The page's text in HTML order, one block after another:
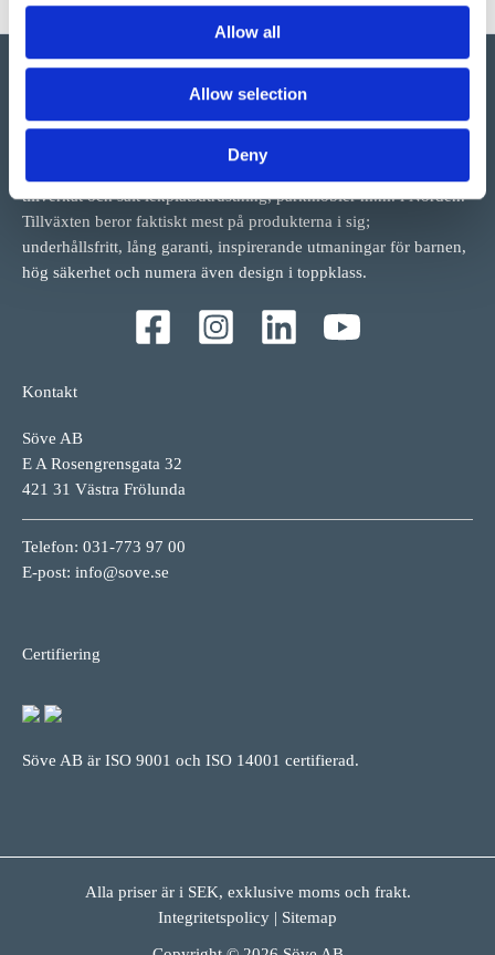
Allow all
Allow selection
Deny
Vi har så mycket vi skulle vilja berätta om detta både stora och
lilla företag i Ulefoss, Norge. Ett familjeföretag som i snart 50 år
tillverkat och sålt lekplatsutrustning, parkmöbler m.m. i Norden.
Tillväxten beror faktiskt mest på produkterna i sig;
underhållsfritt, lång garanti, inspirerande utmaningar för barnen,
hög säkerhet och numera även design i toppklass.
Kontakt
Söve AB
E A Rosengrensgata 32
421 31 Västra Frölunda
Telefon: 031-773 97 00
E-post: info@sove.se
Certifiering
Söve AB är ISO 9001 och ISO 14001 certifierad.
Alla priser är i SEK, exklusive moms och frakt.
Integritetspolicy | Sitemap